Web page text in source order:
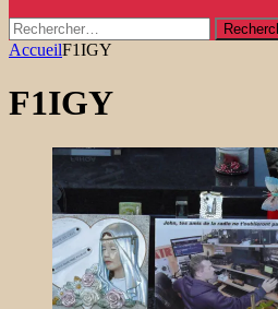
Rechercher :
AccueilF1IGY
F1IGY